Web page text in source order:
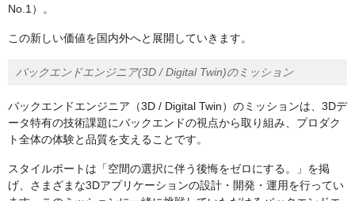
No.1）。
この新しい価値を国内外へと展開していきます。
バックエンドエンジニア(3D / Digital Twin)のミッション
バックエンドエンジニア（3D / Digital Twin）のミッションは、3Dデ
ータ特有の技術課題にバックエンドの視点から取り組み、プロダク
ト全体の体験と品質を支えることです。
スタイルポートは「空間の選択に伴う後悔をゼロにする。」を掲
げ、さまざまな3Dアプリケーションの設計・開発・運用を行ってい